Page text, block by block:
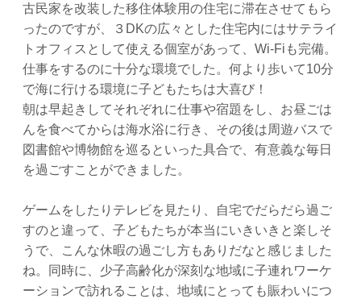
古民家を改装した移住体験用の住宅に滞在させてもら
ったのですが、３DKの広々とした住宅内にはサテライ
トオフィスとして使える個室があって、Wi-Fiも完備。
仕事をするのに十分な環境でした。何より歩いて10分
で海に行ける環境に子どもたちは大喜び！
朝は早起きしてそれぞれに仕事や宿題をし、お昼ごは
んを食べてからは海水浴に行き、その後は周遊バスで
図書館や博物館を巡るといった具合で、有意義な毎日
を過ごすことができました。
ゲームをしたりテレビを見たり、自宅でだらだら過ご
すのと違って、子どもたちが本当にいきいきと楽しそ
うで、こんな休暇の過ごし方もありだなと感じました
ね。同時に、少子高齢化が深刻な地域に子連れワーケ
ーションで訪れることは、地域にとっても賑わいにつ